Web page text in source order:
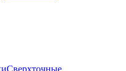
Сверхточные